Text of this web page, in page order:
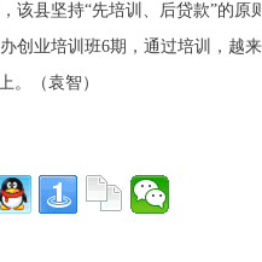
县坚持“先培训、后贷款”的原
创业培训班6期，通过培训，越
。（袁智）